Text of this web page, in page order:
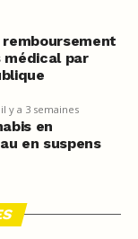
remboursement
médical par
il y a 3 semaines
en
en suspens